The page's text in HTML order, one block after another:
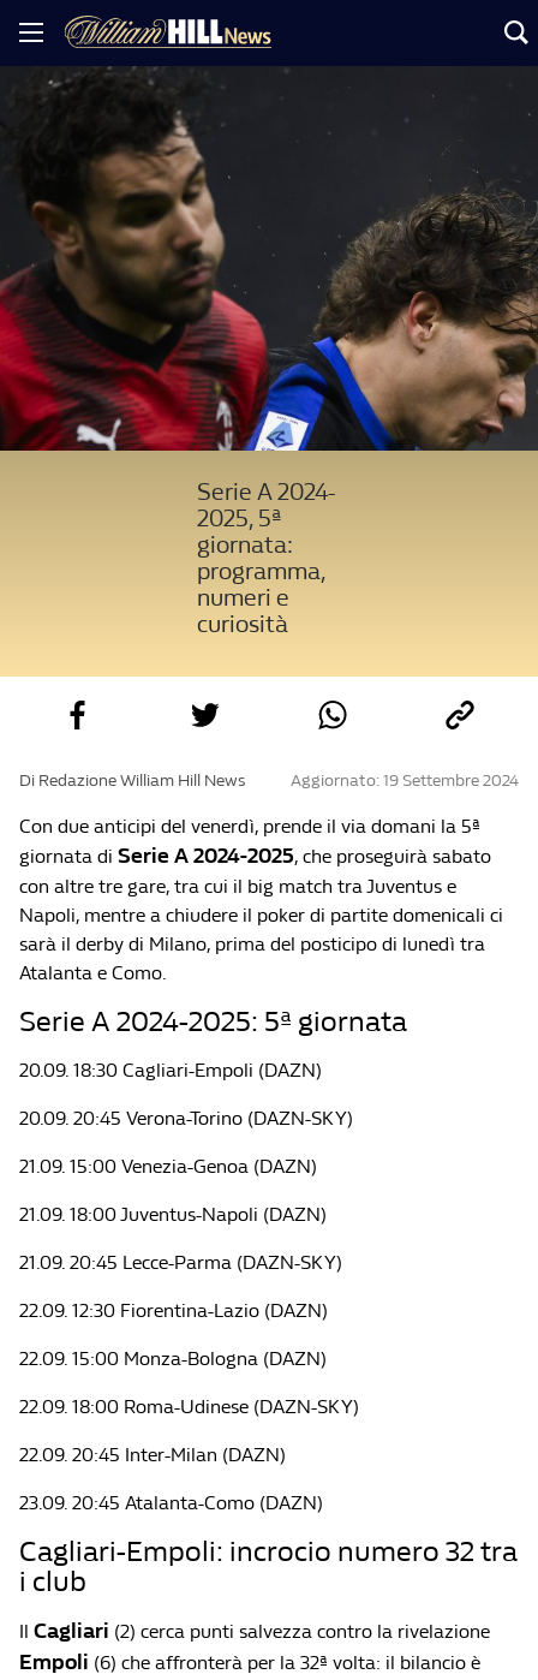
Serie A 2024-
2025, 5ª
giornata:
programma,
numeri e
curiosità
Di Redazione William Hill News Aggiornato: 19 Settembre 2024
Con due anticipi del venerdì, prende il via domani la 5ª
giornata di Serie A 2024-2025, che proseguirà sabato
con altre tre gare, tra cui il big match tra Juventus e
Napoli, mentre a chiudere il poker di partite domenicali ci
sarà il derby di Milano, prima del posticipo di lunedì tra
Atalanta e Como.
Serie A 2024-2025: 5ª giornata
20.09. 18:30 Cagliari-Empoli (DAZN)
20.09. 20:45 Verona-Torino (DAZN-SKY)
21.09. 15:00 Venezia-Genoa (DAZN)
21.09. 18:00 Juventus-Napoli (DAZN)
21.09. 20:45 Lecce-Parma (DAZN-SKY)
22.09. 12:30 Fiorentina-Lazio (DAZN)
22.09. 15:00 Monza-Bologna (DAZN)
22.09. 18:00 Roma-Udinese (DAZN-SKY)
22.09. 20:45 Inter-Milan (DAZN)
23.09. 20:45 Atalanta-Como (DAZN)
Cagliari-Empoli: incrocio numero 32 tra
i club
Il Cagliari (2) cerca punti salvezza contro la rivelazione
Empoli (6) che affronterà per la 32ª volta: il bilancio è